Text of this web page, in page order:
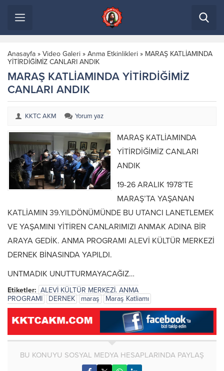
Anasayfa » Video Galeri » Anma Etkinlikleri » MARAŞ KATLİAMINDA
YİTİRDİĞİMİZ CANLARI ANDIK
MARAŞ KATLİAMINDA YİTİRDİĞİMİZ
CANLARI ANDIK
KKTC AKM Yorum yaz
MARAŞ KATLİAMINDA
YİTİRDİĞİMİZ CANLARI
ANDIK
19-26 ARALIK 1978’TE
MARAŞ’TA YAŞANAN
KATLİAMIN 39.YILDÖNÜMÜNDE BU UTANCI LANETLEMEK
VE YAŞAMINI YİTİREN CANLARIMIZI ANMAK ADINA BİR
ARAYA GEDİK. ANMA PROGRAMI ALEVİ KÜLTÜR MERKEZİ
DERNEK BİNASINDA YAPILDI.
UNTMADIK UNUTTURMAYACAĞIZ…
Etiketler: ALEVİ KÜLTÜR MERKEZİ. ANMA
PROGRAMI
DERNEK maraş Maraş Katliamı
BU KONUYU SOSYAL MEDYA HESAPLARINDA PAYLAŞ